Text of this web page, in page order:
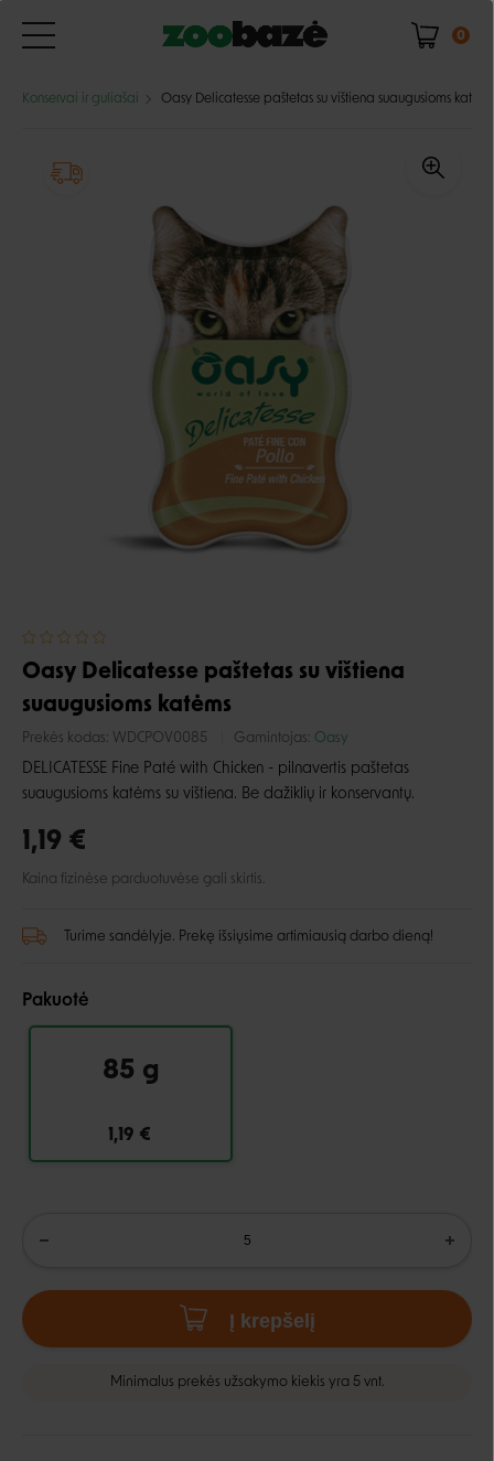
0
Konservai ir guliašai Oasy Delicatesse paštetas su vištiena suaugusioms katėms
Oasy Delicatesse paštetas su vištiena
suaugusioms katėms
Prekės kodas: WDCPOV0085 Gamintojas: Oasy
DELICATESSE Fine Paté with Chicken - pilnavertis paštetas
suaugusioms katėms su vištiena. Be dažiklių ir konservantų.
1,19 €
Kaina fizinėse parduotuvėse gali skirtis.
Turime sandėlyje. Prekę išsiųsime artimiausią darbo dieną!
Pakuotė
85 g
1,19 €
Į krepšelį
Minimalus prekės užsakymo kiekis yra 5 vnt.